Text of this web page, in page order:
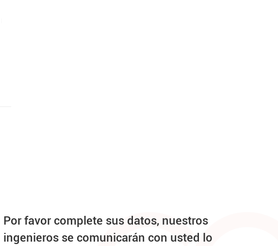
Por favor complete sus datos, nuestros
ingenieros se comunicarán con usted lo